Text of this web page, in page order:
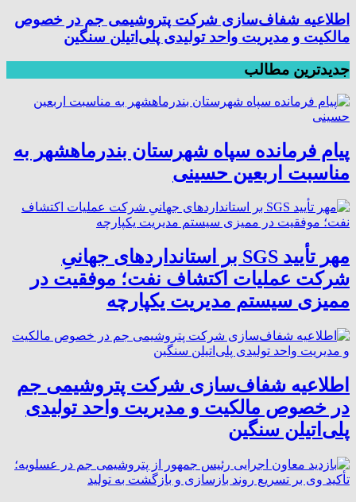
اطلاعیه شفاف‌سازی شرکت پتروشیمی جم در خصوص
مالکیت و مدیریت واحد تولیدی پلی‌اتیلن سنگین
جدیدترین مطالب
پیام فرمانده سپاه شهرستان بندرماهشهر به
مناسبت اربعین حسینی
مهر تأیید SGS بر استانداردهای جهانیِ
شرکت عملیات اکتشاف نفت؛ موفقیت در
ممیزی سیستم مدیریت یکپارچه
اطلاعیه شفاف‌سازی شرکت پتروشیمی جم
در خصوص مالکیت و مدیریت واحد تولیدی
پلی‌اتیلن سنگین